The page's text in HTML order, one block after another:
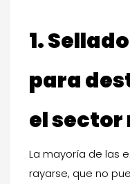
1.
para
el
La mayoría de las
rayarse, que no